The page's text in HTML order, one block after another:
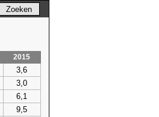
2015
3,6
3,0
6,1
9,5